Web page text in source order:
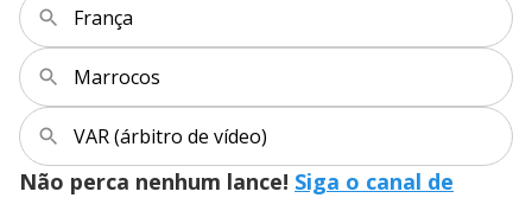
França
Marrocos
VAR (árbitro de vídeo)
Não perca nenhum lance! Siga o canal de